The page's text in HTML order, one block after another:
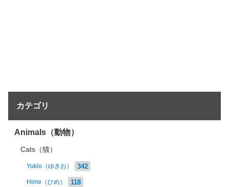
カテゴリ
Animals（動物）
Cats（猫）
Yukio（ゆきお） 342
Hime（ひめ） 118